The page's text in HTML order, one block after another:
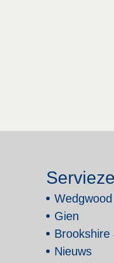
Wedgwood
Gien
Brookshire
Nieuws